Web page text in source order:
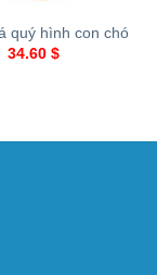
quý hình con chó
34.60 $